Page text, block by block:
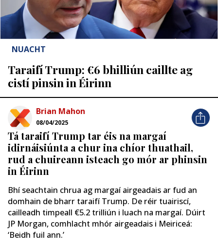
NUACHT
Taraifí Trump: €6 bhilliún caillte ag
cistí pinsin in Éirinn
Brian Mahon
08/04/2025
Tá taraifí Trump tar éis na margaí
idirnáisiúnta a chur ina chíor thuathail,
rud a chuireann isteach go mór ar phinsin
in Éirinn
Bhí seachtain chrua ag margaí airgeadais ar fud an
domhain de bharr taraifí Trump. De réir tuairiscí,
cailleadh timpeall €5.2 trilliún i luach na margaí. Dúirt
JP Morgan, comhlacht mhór airgeadais i Meiriceá:
‘Beidh fuil ann.’